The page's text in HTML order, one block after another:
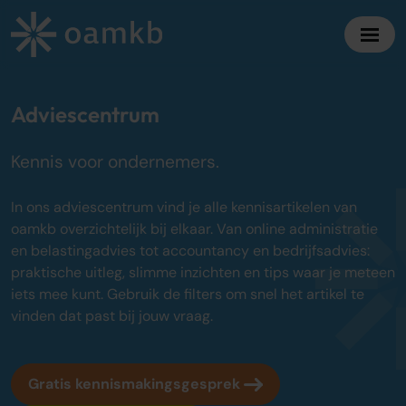
Adviescentrum
Kennis voor ondernemers.
In ons adviescentrum vind je alle kennisartikelen van
oamkb overzichtelijk bij elkaar. Van online administratie
en belastingadvies tot accountancy en bedrijfsadvies:
praktische uitleg, slimme inzichten en tips waar je meteen
iets mee kunt. Gebruik de filters om snel het artikel te
vinden dat past bij jouw vraag.
Gratis kennismakingsgesprek
Online Administratie
Belastingadvies
Accountancy
Zekerheid bij jaarrekening en cijfers
Strategisch advies voor groei
Over oamkb